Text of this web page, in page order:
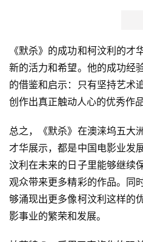
首
页
新
商
《默杀》的成功和柯汶利的才
新的活力和希望。他的成功经
的借鉴和启示：只有坚持艺术
创作出真正触动人心的优秀作品
总之，《默杀》在澳涞坞五大
才华展示，都是中国电影业发
汶利在未来的日子里能够继续
观众带来更多精彩的作品。同
够涌现出更多像柯汶利这样的
影事业的繁荣和发展。